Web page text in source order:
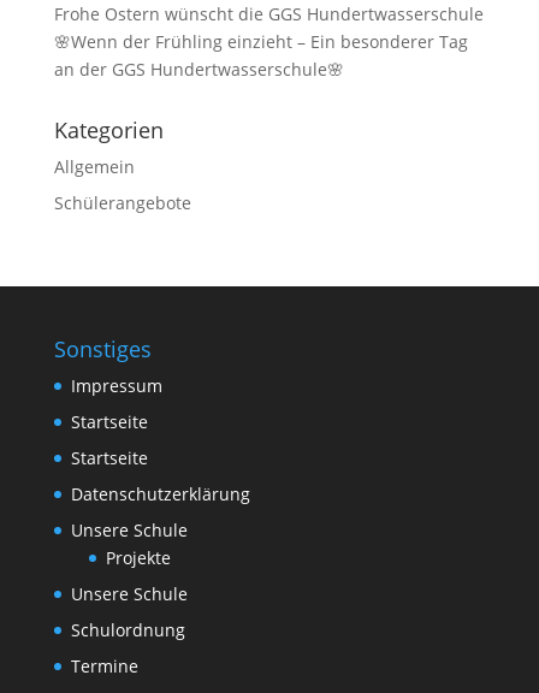
Frohe Ostern wünscht die GGS Hundertwasserschule
🌸Wenn der Frühling einzieht – Ein besonderer Tag
an der GGS Hundertwasserschule🌸
Kategorien
Allgemein
Schülerangebote
Sonstiges
Impressum
Startseite
Startseite
Datenschutzerklärung
Unsere Schule
Projekte
Unsere Schule
Schulordnung
Termine